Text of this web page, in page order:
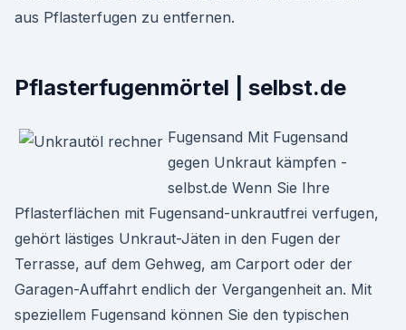
aus Pflasterfugen zu entfernen.
Pflasterfugenmörtel | selbst.de
Fugensand Mit Fugensand
gegen Unkraut kämpfen -
selbst.de Wenn Sie Ihre
Pflasterflächen mit Fugensand-unkrautfrei verfugen,
gehört lästiges Unkraut-Jäten in den Fugen der
Terrasse, auf dem Gehweg, am Carport oder der
Garagen-Auffahrt endlich der Vergangenheit an. Mit
speziellem Fugensand können Sie den typischen